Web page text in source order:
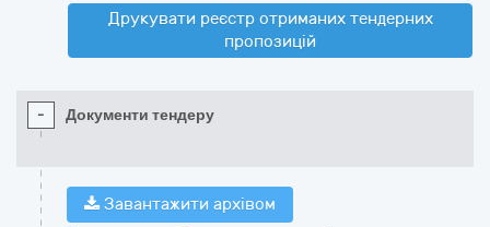
Друкувати реєстр отриманих тендерних
пропозицій
- Документи тендеру
Завантажити архівом